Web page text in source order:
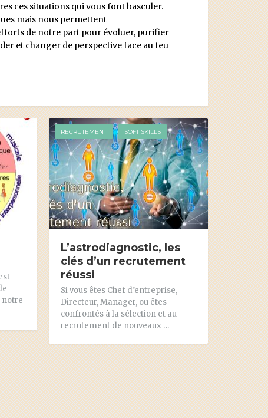
ces situations qui vous font basculer.
mais nous permettent
de notre part pour évoluer, purifier
et changer de perspective face au feu
notre
RECRUTEMENT SOFT SKILLS
L’astrodiagnostic, les
clés d’un recrutement
réussi
Si vous êtes Chef d’entreprise,
Directeur, Manager, ou êtes
confrontés à la sélection et au
recrutement de nouveaux …